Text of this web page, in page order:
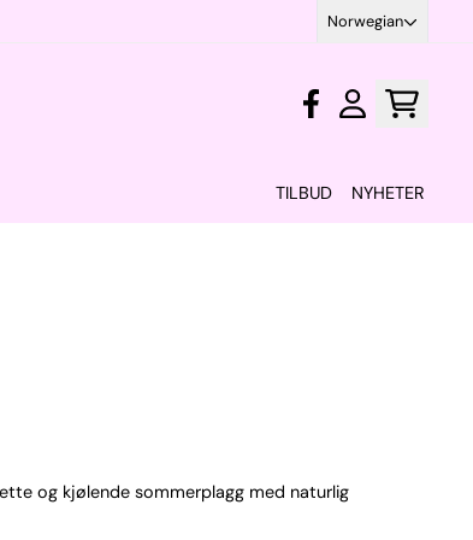
Norwegian
TILBUD NYHETER
og kjølende sommerplagg med naturlig